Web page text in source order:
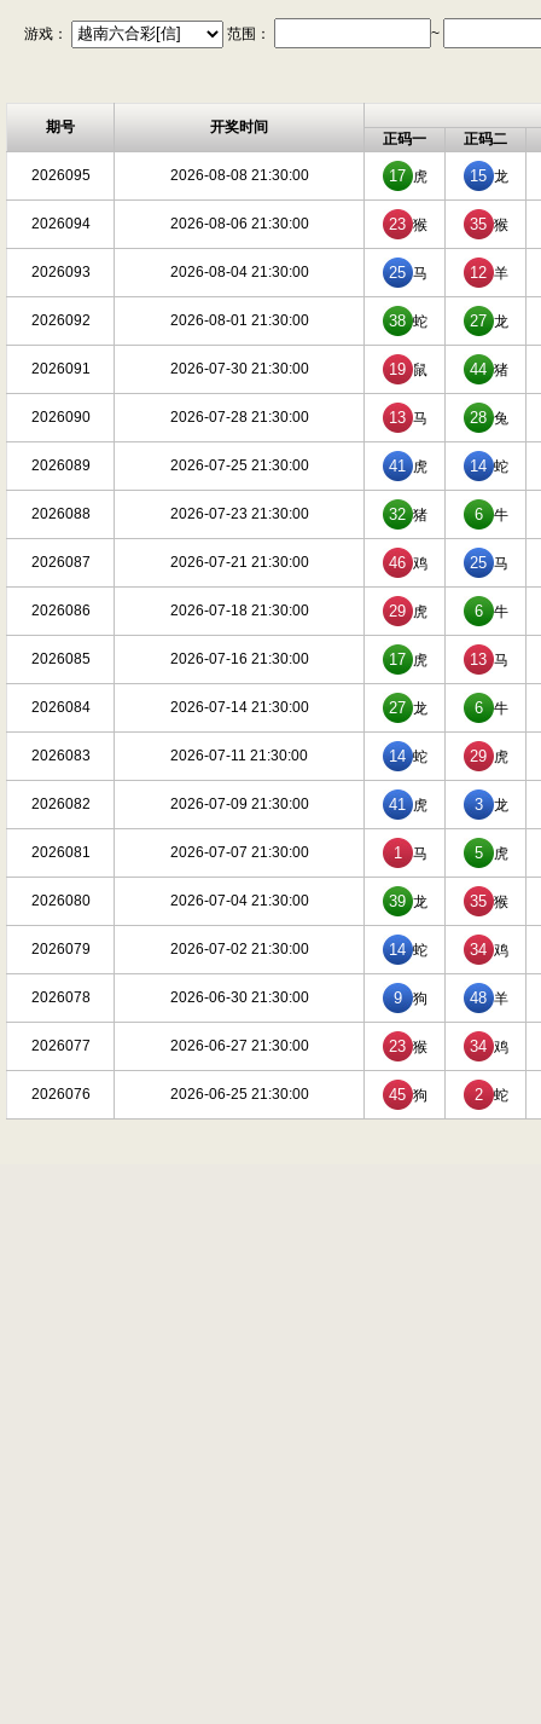
游戏： 范围： ~
期号 开奖时间
正码一 正码二
2026095 2026-08-08 21:30:00 17 虎 15 龙
2026094 2026-08-06 21:30:00 23 猴 35 猴
2026093 2026-08-04 21:30:00 25 马 12 羊
2026092 2026-08-01 21:30:00 38 蛇 27 龙
2026091 2026-07-30 21:30:00 19 鼠 44 猪
2026090 2026-07-28 21:30:00 13 马 28 兔
2026089 2026-07-25 21:30:00 41 虎 14 蛇
2026088 2026-07-23 21:30:00 32 猪 6 牛
2026087 2026-07-21 21:30:00 46 鸡 25 马
2026086 2026-07-18 21:30:00 29 虎 6 牛
2026085 2026-07-16 21:30:00 17 虎 13 马
2026084 2026-07-14 21:30:00 27 龙 6 牛
2026083 2026-07-11 21:30:00 14 蛇 29 虎
2026082 2026-07-09 21:30:00 41 虎 3 龙
2026081 2026-07-07 21:30:00 1 马 5 虎
2026080 2026-07-04 21:30:00 39 龙 35 猴
2026079 2026-07-02 21:30:00 14 蛇 34 鸡
2026078 2026-06-30 21:30:00 9 狗 48 羊
2026077 2026-06-27 21:30:00 23 猴 34 鸡
2026076 2026-06-25 21:30:00 45 狗 2 蛇